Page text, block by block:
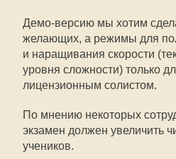
Демо-версию мы хотим
желающих, а режимы для
и наращивания скорости
уровня сложности) только
лицензионным солистом.
По мнению некоторых
экзамен должен увеличить
учеников.